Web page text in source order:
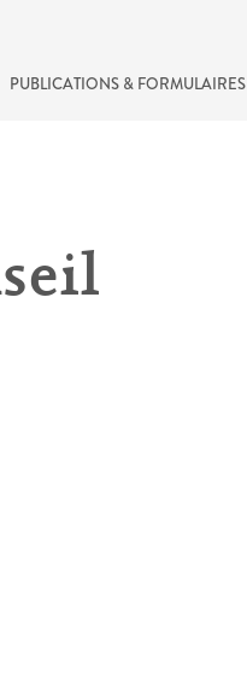
PUBLICATIONS & FORMULAIRES